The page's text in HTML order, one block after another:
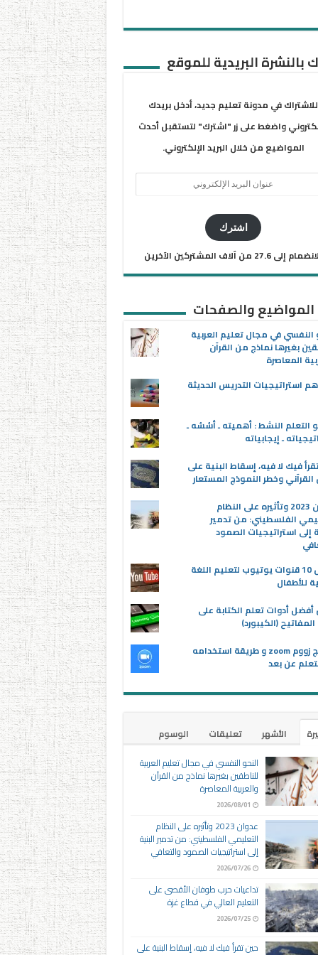
بالنشرة البريدية للموقع
للاشتراك في مدونة تعليم جديد، أدخل بريدك
واضغط على زر "اشترك" لتستقبل أحدث
المواضيع من خلال البريد الإلكتروني.
اشترك
إلى 27.6 من آلاف المشتركين الآخرين
المواضيع والصفحات
النفسي في مجال تعليم العربية
بغيرها نماذج من القرآن
المعاصرة
استراتيجيات التدريس الحديثة
التعلم النشط : أهميته ـ أسُسُه ـ
ـ إيجابياته
فيك لا فيه، إسقاط البنية على
وخطر النموذج المستعار
عدوان 2023 وتأثيره على النظام
الفلسطيني: من تدمير
إلى استراتيجيات الصمود
أفضل 10 قنوات يوتيوب لتعليم اللغة
للأطفال
أفضل أدوات تعلم الكتابة على
(الكيبورد)
برنامج زووم zoom و طريقة استخدامه
عن بعد
الأشهر تعليقات
الوسوم
النحو النفسي في مجال تعليم العربية
للناطقين بغيرها نماذج من القرآن
والعربية المعاصرة
2026/08/01
عدوان 2023 وتأثيره على النظام
التعليمي الفلسطيني: من تدمير البنية
إلى استراتيجيات الصمود والتعافي
2026/07/26
تداعيات حرب طوفان الأقصى على
التعليم العالي في قطاع غزة
2026/07/25
حين تقرأ فيك لا فيه، إسقاط البنية على